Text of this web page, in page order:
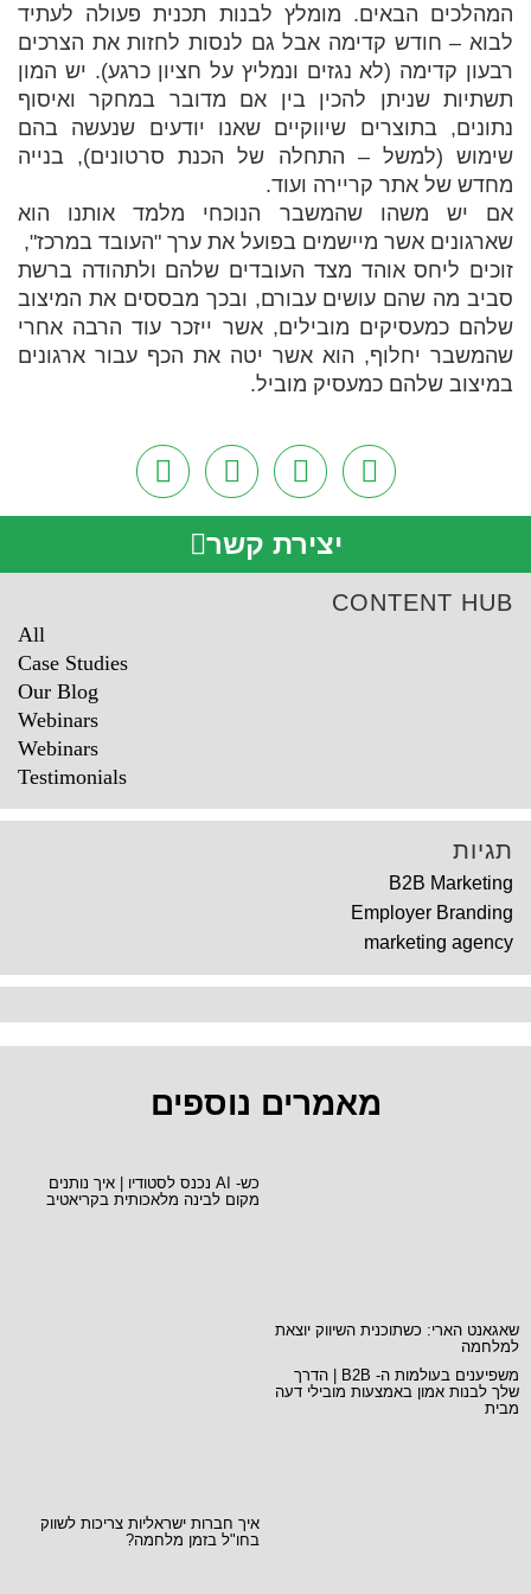
המהלכים הבאים. מומלץ לבנות תכנית פעולה לעתיד
לבוא – חודש קדימה אבל גם לנסות לחזות את הצרכים
רבעון קדימה (לא נגזים ונמליץ על חציון כרגע). יש המון
תשתיות שניתן להכין בין אם מדובר במחקר ואיסוף
נתונים, בתוצרים שיווקיים שאנו יודעים שנעשה בהם
שימוש (למשל – התחלה של הכנת סרטונים), בנייה
מחדש של אתר קריירה ועוד.
אם יש משהו שהמשבר הנוכחי מלמד אותנו הוא
שארגונים אשר מיישמים בפועל את ערך "העובד במרכז",
זוכים ליחס אוהד מצד העובדים שלהם ולתהודה ברשת
סביב מה שהם עושים עבורם, ובכך מבססים את המיצוב
שלהם כמעסיקים מובילים, אשר ייזכר עוד הרבה אחרי
שהמשבר יחלוף, הוא אשר יטה את הכף עבור ארגונים
במיצוב שלהם כמעסיק מוביל.
יצירת קשר
CONTENT HUB
All
Case Studies
Our Blog
Webinars
Webinars
Testimonials
תגיות
B2B Marketing
Employer Branding
marketing agency
מאמרים נוספים
שאגאנט הארי: כשתוכנית השיווק יוצאת
למלחמה
כש- AI נכנס לסטודיו | איך נותנים
מקום לבינה מלאכותית בקריאטיב
משפיענים בעולמות ה- B2B | הדרך
שלך לבנות אמון באמצעות מובילי דעה
מבית
איך חברות ישראליות צריכות לשווק
בחו"ל בזמן מלחמה?